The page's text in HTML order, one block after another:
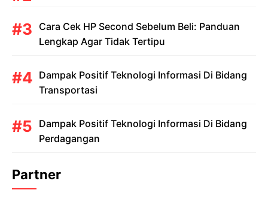
Cara Cek HP Second Sebelum Beli: Panduan
Lengkap Agar Tidak Tertipu
Dampak Positif Teknologi Informasi Di Bidang
Transportasi
Dampak Positif Teknologi Informasi Di Bidang
Perdagangan
Partner